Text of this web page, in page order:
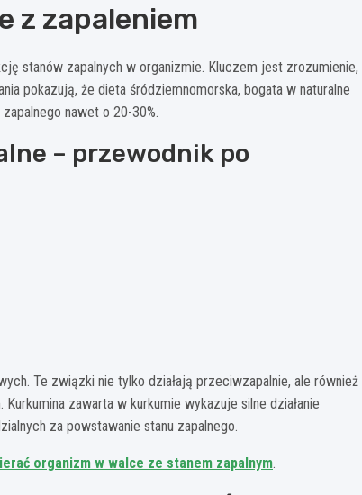
z zapaleniem
stanów zapalnych w organizmie. Kluczem jest zrozumienie,
pokazują, że dieta śródziemnomorska, bogata w naturalne
nawet o 20-30%.
– przewodnik po
Te związki nie tylko działają przeciwzapalnie, ale również
zawarta w kurkumie wykazuje silne działanie
za powstawanie stanu zapalnego.
organizm w walce ze stanem zapalnym.